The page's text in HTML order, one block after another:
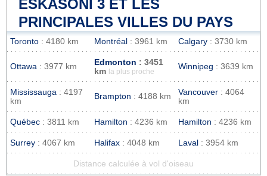
ESKASONI 3 ET LES
PRINCIPALES VILLES DU PAYS
Toronto : 4180 km Montréal : 3961 km Calgary : 3730 km
Ottawa : 3977 km Edmonton : 3451
km
la plus proche
Winnipeg : 3639 km
Mississauga : 4197
km
Brampton : 4188 km Vancouver : 4064
km
Québec : 3811 km Hamilton : 4236 km Hamilton : 4236 km
Surrey : 4067 km Halifax : 4048 km Laval : 3954 km
Distance calculée à vol d'oiseau